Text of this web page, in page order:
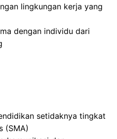
lingkungan kerja yang
dengan individu dari
setidaknya tingkat
(SMA)